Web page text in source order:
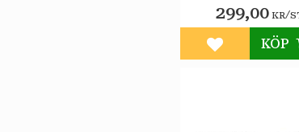
299,00KR/
Lägg till i
KÖP